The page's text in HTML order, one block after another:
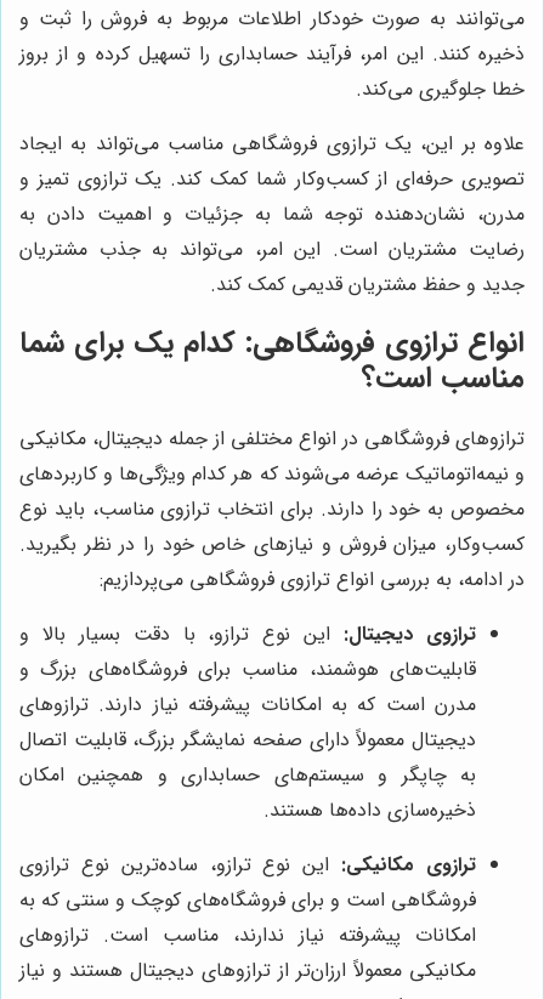
می‌توانند به صورت خودکار اطلاعات مربوط به فروش را ثبت و
ذخیره کنند. این امر، فرآیند حسابداری را تسهیل کرده و از بروز
خطا جلوگیری می‌کند.
علاوه بر این، یک ترازوی فروشگاهی مناسب می‌تواند به ایجاد
تصویری حرفه‌ای از کسب‌وکار شما کمک کند. یک ترازوی تمیز و
مدرن، نشان‌دهنده توجه شما به جزئیات و اهمیت دادن به
رضایت مشتریان است. این امر، می‌تواند به جذب مشتریان
جدید و حفظ مشتریان قدیمی کمک کند.
انواع ترازوی فروشگاهی: کدام یک برای شما
مناسب است؟
ترازوهای فروشگاهی در انواع مختلفی از جمله دیجیتال، مکانیکی
و نیمه‌اتوماتیک عرضه می‌شوند که هر کدام ویژگی‌ها و کاربردهای
مخصوص به خود را دارند. برای انتخاب ترازوی مناسب، باید نوع
کسب‌وکار، میزان فروش و نیازهای خاص خود را در نظر بگیرید.
در ادامه، به بررسی انواع ترازوی فروشگاهی می‌پردازیم:
ترازوی دیجیتال: این نوع ترازو، با دقت بسیار بالا و
قابلیت‌های هوشمند، مناسب برای فروشگاه‌های بزرگ و
مدرن است که به امکانات پیشرفته نیاز دارند. ترازوهای
دیجیتال معمولاً دارای صفحه نمایشگر بزرگ، قابلیت اتصال
به چاپگر و سیستم‌های حسابداری و همچنین امکان
ذخیره‌سازی داده‌ها هستند.
ترازوی مکانیکی: این نوع ترازو، ساده‌ترین نوع ترازوی
فروشگاهی است و برای فروشگاه‌های کوچک و سنتی که به
امکانات پیشرفته نیاز ندارند، مناسب است. ترازوهای
مکانیکی معمولاً ارزان‌تر از ترازوهای دیجیتال هستند و نیاز